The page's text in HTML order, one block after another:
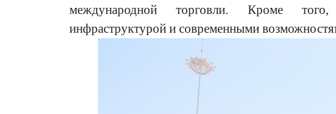
международной торговли. Кроме того,
инфраструктурой и современными